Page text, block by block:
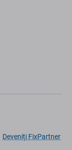
Deveniți FixPartner